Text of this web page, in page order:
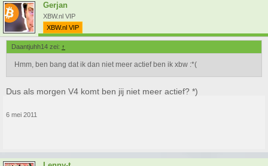
Gerjan
XBW.nl VIP
XBW.nl VIP
Daantjuhh14 zei: ↑
Hmm, ben bang dat ik dan niet meer actief ben ik xbw :*(
Dus als morgen V4 komt ben jij niet meer actief? *)
6 mei 2011